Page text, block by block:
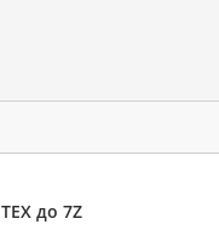
TEX до 7Z